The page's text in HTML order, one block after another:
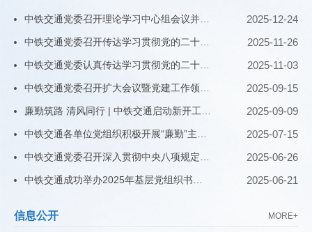
中铁交通党委召开理论学习中心组会议并开展专题辅导讲座 2025-12-24
中铁交通党委召开传达学习贯彻党的二十届四中全会精神视频会暨理论学习中心组联学会 2025-11-26
中铁交通党委认真传达学习贯彻党的二十届四中全会精神 2025-11-03
中铁交通党委召开扩大会议暨党建工作领导小组会议 2025-09-15
廉勤筑路 清风同行 | 中铁交通启动新开工项目党风廉政建设联建活动 2025-09-09
中铁交通各单位党组织积极开展“廉勤”主题活动 2025-07-15
中铁交通党委召开深入贯彻中央八项规定精神警示教育大会 2025-06-26
中铁交通成功举办2025年基层党组织书记暨党务干部培训班 2025-06-21
信息公开 MORE+